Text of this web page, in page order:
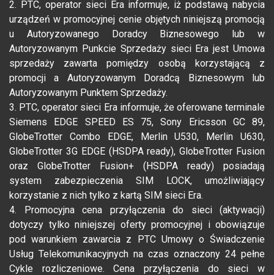
2. PTC, operator sieci Era informuje, iż podstawą nabycia
urządzeń w promocyjnej cenie objętych niniejszą promocją
u Autoryzowanego Doradcy Biznesowego lub w
Autoryzowanym Punkcie Sprzedaży sieci Era jest Umowa
sprzedaży zawarta pomiędzy osobą korzystającą z
promocji a Autoryzowanym Doradcą Biznesowym lub
Autoryzowanym Punktem Sprzedaży.
3. PTC, operator sieci Era informuje, że oferowane terminale
Siemens EDGE SPEED ES 75, Sony Ericsson GC 89,
GlobeTrotter Combo EDGE, Merlin U530, Merlin U630,
GlobeTrotter 3G EDGE (HSDPA ready), GlobeTrotter Fusion
oraz GlobeTrotter Fusion+ (HSDPA ready) posiadają
system zabezpieczenia SIM LOCK, umożliwiający
korzystanie z nich tylko z kartą SIM sieci Era.
4. Promocyjna cena przyłączenia do sieci (aktywacji)
dotyczy tylko niniejszej oferty promocyjnej i obowiązuje
pod warunkiem zawarcia z PTC Umowy o Świadczenie
Usług Telekomunikacyjnych na czas oznaczony 24 pełne
Cykle rozliczeniowe. Cena przyłączenia do sieci w